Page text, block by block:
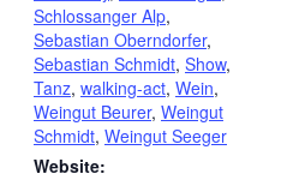
Schlossanger Alp,
Sebastian Oberndorfer,
Sebastian Schmidt, Show,
Tanz, walking-act, Wein,
Weingut Beurer, Weingut
Schmidt, Weingut Seeger
Website: